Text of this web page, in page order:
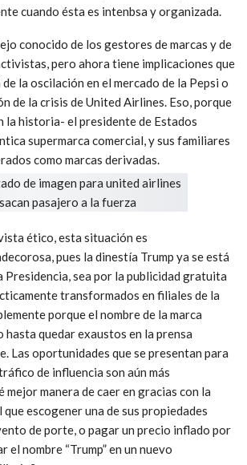
cuando ésta es intenbsa y organizada.
conocido de los gestores de marcas y de
pero ahora tiene implicaciones que
la oscilación en el mercado de la Pepsi o
de la crisis de United Airlines. Eso, porque
la historia- el presidente de Estados
supermarca comercial, y sus familiares
como marcas derivadas.
ético, esta situación es
pues la dinestía Trump ya se está
Presidencia, sea por la publicidad gratuita
transformados en filiales de la
porque el nombre de la marca
hasta quedar exaustos en la prensa
Las oportunidades que se presentan para
de influencia son aún más
mejor manera de caer en gracias con la
escogener una de sus propiedades
de porte, o pagar un precio inflado por
el nombre “Trump” en un nuevo